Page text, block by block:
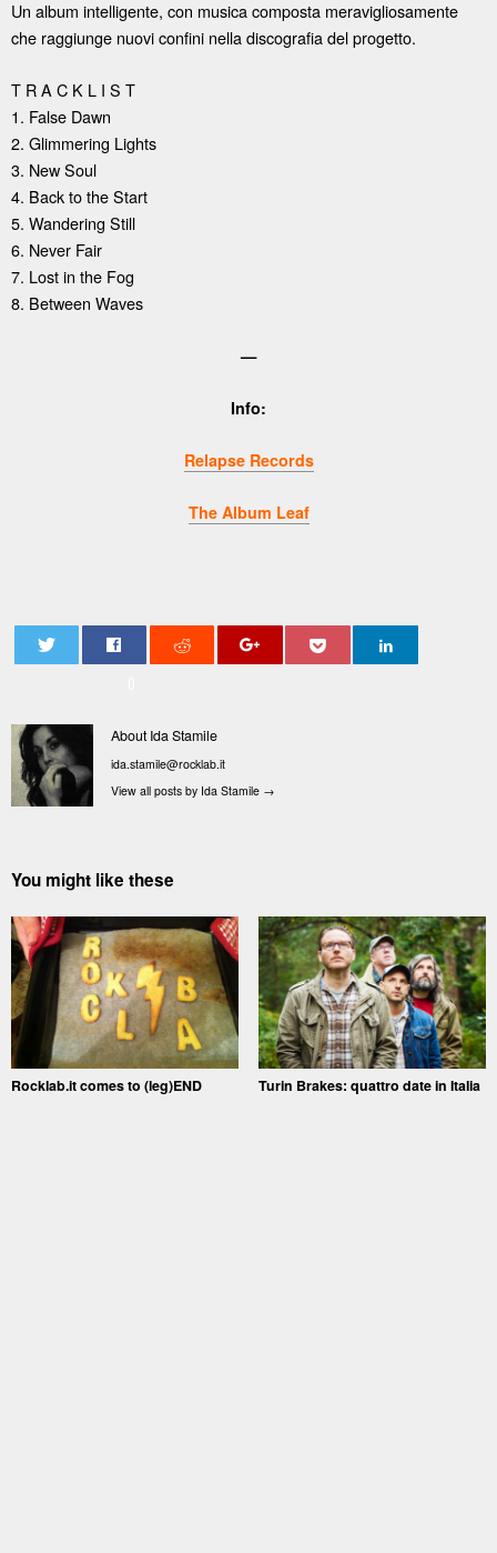
Un album intelligente, con musica composta meravigliosamente
che raggiunge nuovi confini nella discografia del progetto.
T R A C K L I S T
1. False Dawn
2. Glimmering Lights
3. New Soul
4. Back to the Start
5. Wandering Still
6. Never Fair
7. Lost in the Fog
8. Between Waves
—
Info:
Relapse Records
The Album Leaf
About Ida Stamile
ida.stamile@rocklab.it
View all posts by Ida Stamile →
You might like these
Rocklab.it comes to (leg)END Turin Brakes: quattro date in Italia